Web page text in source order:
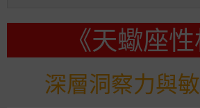
《天蠍座性
深層洞察力與